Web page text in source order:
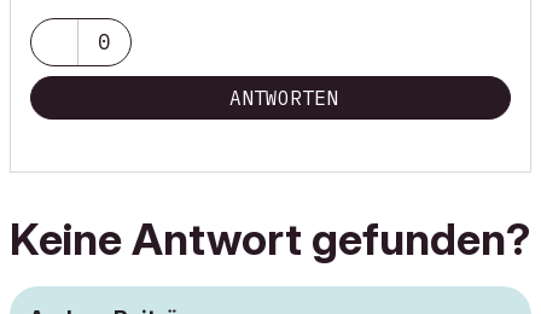
0
ANTWORTEN
Keine Antwort gefunden?